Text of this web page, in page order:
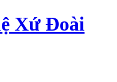
Xứ Đoài